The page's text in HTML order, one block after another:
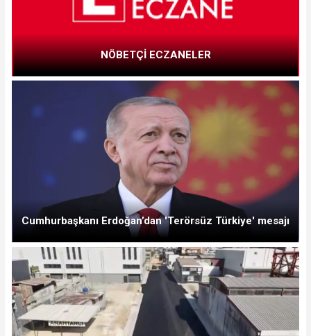
NÖBETÇİ ECZANELER
Cumhurbaşkanı Erdoğan’dan 'Terörsüz Türkiye' mesajı